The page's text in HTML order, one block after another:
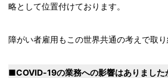
略として位置付けております。
障がい者雇用もこの世界共通の考えで取り
■COVID-19の業務への影響はありました